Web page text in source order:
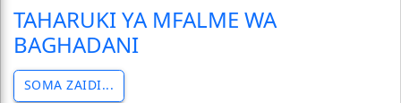
TAHARUKI YA MFALME WA
BAGHADANI
SOMA ZAIDI...